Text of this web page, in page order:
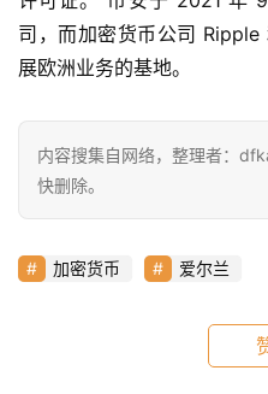
仰
a
9
9
司，而加密货币公司
展欧洲业务的基地。
内容搜集自网络，整理者：
快删除。
加密货币 爱尔兰